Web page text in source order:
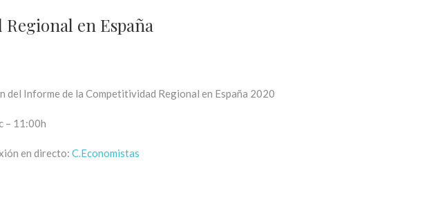
en España
del Informe de la Competitividad Regional en España 2020
– 11:00h
en directo: C.Economistas